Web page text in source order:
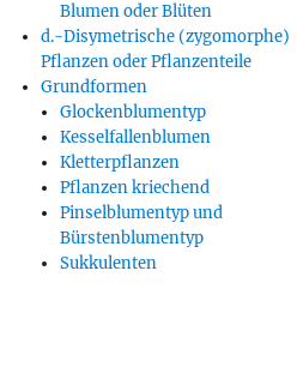
Blumen oder Blüten
d.-Disymetrische (zygomorphe)
Pflanzen oder Pflanzenteile
Grundformen
Glockenblumentyp
Kesselfallenblumen
Kletterpflanzen
Pflanzen kriechend
Pinselblumentyp und
Bürstenblumentyp
Sukkulenten